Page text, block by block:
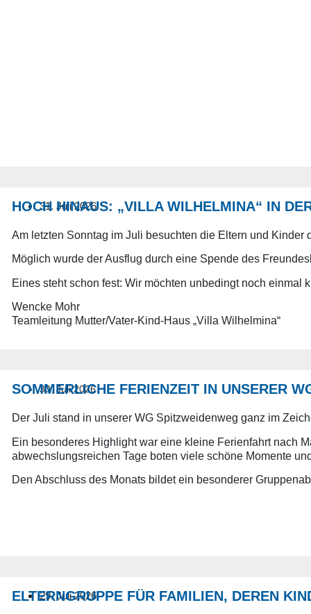
31. Juli 2026
HOCH HINAUS: „VILLA WILHELMINA“ IN
Am letzten Sonntag im Juli besuchten die Eltern und
Möglich wurde der Ausflug durch eine Spende des
Eines steht schon fest: Wir möchten unbedingt noch
Wencke Mohr
Teamleitung Mutter/Vater-Kind-Haus „Villa Wilhelmina“
30. Juli 2026
SOMMERLICHE FERIENZEIT IN UNSERER
Der Juli stand in unserer WG Spitzweidenweg ganz im
Ein besonderes Highlight war eine kleine Ferienfahrt nach
abwechslungsreichen Tage boten viele schöne Momente
Den Abschluss des Monats bildet ein besonderer
29. Juli 2026
ELTERNGRUPPE FÜR FAMILIEN, DEREN